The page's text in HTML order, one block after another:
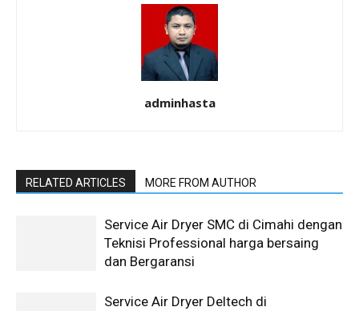
adminhasta
RELATED ARTICLES MORE FROM AUTHOR
Service Air Dryer SMC di Cimahi dengan
Teknisi Professional harga bersaing
dan Bergaransi
Service Air Dryer Deltech di